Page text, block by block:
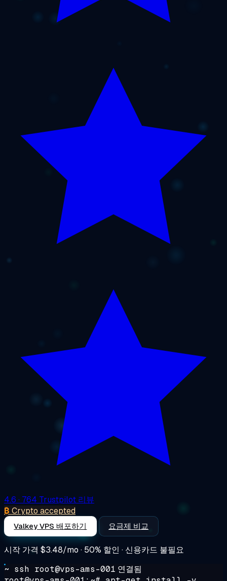
4.6 · 764 Trustpilot 리뷰
₿ Crypto accepted
Valkey VPS 배포하기 요금제 비교
시작 가격 $3.48/mo · 50% 할인 · 신용카드 불필요
~ ssh root@vps-ams-001 연결됨